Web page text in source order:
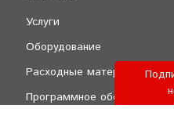
Услуги
Оборудование
Расходные материалы
Программное обеспечение